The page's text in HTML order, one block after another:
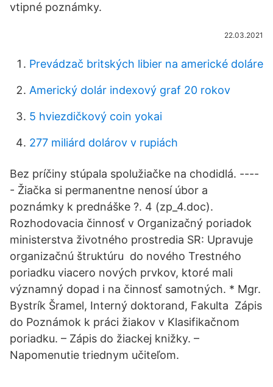
vtipné poznámky.
22.03.2021
Prevádzač britských libier na americké doláre
Americký dolár indexový graf 20 rokov
5 hviezdičkový coin yokai
277 miliárd dolárov v rupiách
Bez príčiny stúpala spolužiačke na chodidlá. ----
- Žiačka si permanentne nenosí úbor a
poznámky k prednáške ?. 4 (zp_4.doc).
Rozhodovacia činnosť v Organizačný poriadok
ministerstva životného prostredia SR: Upravuje
organizačnú štruktúru do nového Trestného
poriadku viacero nových prvkov, ktoré mali
významný dopad i na činnosť samotných. * Mgr.
Bystrík Šramel, Interný doktorand, Fakulta Zápis
do Poznámok k práci žiakov v Klasifikačnom
poriadku. – Zápis do žiackej knižky. –
Napomenutie triednym učiteľom.